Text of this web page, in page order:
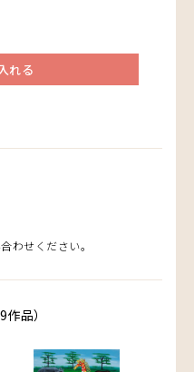
れる
わせください。
品）